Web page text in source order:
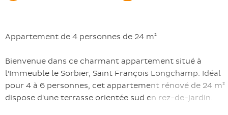
Appartement de 4 personnes de 24 m²
Bienvenue dans ce charmant appartement situé à
l'Immeuble le Sorbier, Saint François Longchamp. Idéal
pour 4 à 6 personnes, cet appartement rénové de 24 m²
dispose d'une terrasse orientée sud en rez-de-jardin.